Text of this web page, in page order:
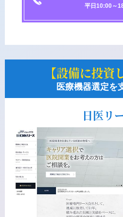
平日10:00～
【設備に投資
医療機器選定を
日医リ